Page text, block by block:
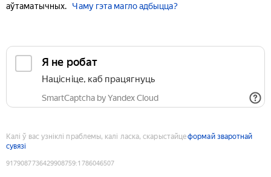
аўтаматычных.
Чаму гэта магло адбыцца?
Я не робат
Націсніце, каб працягнуць
SmartCaptcha by Yandex Cloud
Калі ў вас узніклі праблемы, калі ласка, скарыстайцеформай зваротнай
сувязі
9179087736429908759:1786046507